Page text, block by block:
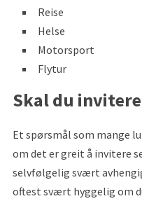
Reise
Helse
Motorsport
Flytur
Skal du
Et spørsmål som mange
om det er greit å invitere
selvfølgelig svært
oftest svært hyggelig om